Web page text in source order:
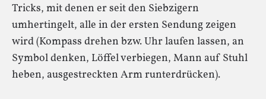
Tricks, mit denen er seit den Siebzigern
umhertingelt, alle in der ersten Sendung zeigen
wird (Kompass drehen bzw. Uhr laufen lassen, an
Symbol denken, Löffel verbiegen, Mann auf Stuhl
heben, ausgestreckten Arm runterdrücken).